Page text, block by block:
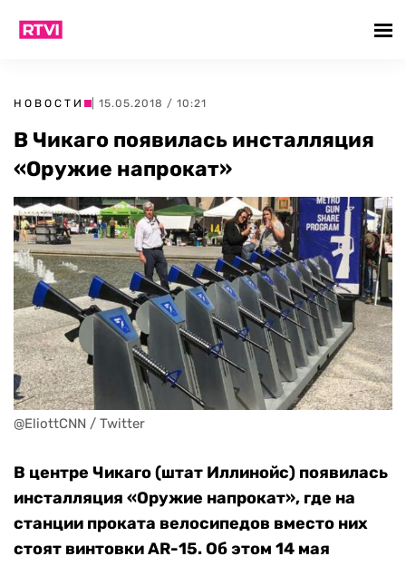
НОВОСТИ | 15.05.2018 / 10:21
В Чикаго появилась инсталляция
«Оружие напрокат»
@EliottCNN / Twitter
В центре Чикаго (штат Иллинойс) появилась
инсталляция «Оружие напрокат», где на
станции проката велосипедов вместо них
стоят винтовки AR-15. Об этом 14 мая